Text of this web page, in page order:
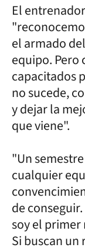
El
el armado
equipo. Pero
capacitados
no sucede,
y dejar la
que viene".
"Un
cualquier
de
soy el primer
Si buscan un